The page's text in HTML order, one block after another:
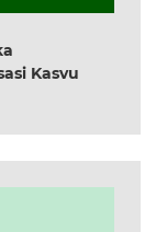
Kasvu